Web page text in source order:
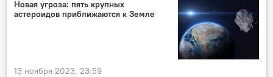
Новая угроза: пять крупных
астероидов приближаются к Земле
13 ноября 2023, 23:59